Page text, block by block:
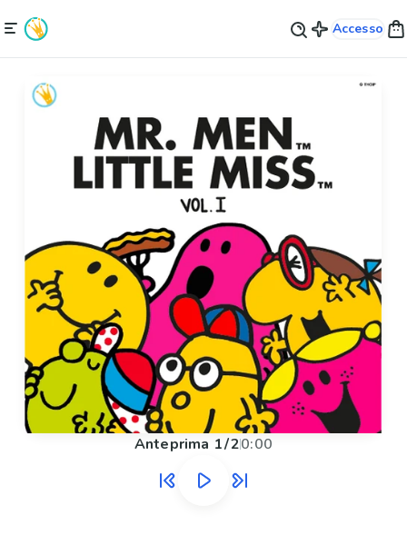
Accesso
Anteprima 1/20:00